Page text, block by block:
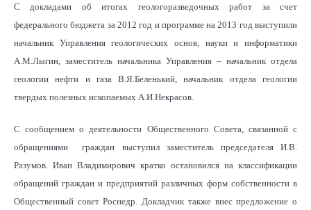
С докладами об итогах геологоразведочных работ за счет
федерального бюджета за 2012 год и программе на 2013 год выступили
начальник Управления геологических основ, науки и информатики
А.М.Лыгин, заместитель начальника Управления – начальник отдела
геологии нефти и газа В.Я.Беленький, начальник отдела геологии
твердых полезных ископаемых А.И.Некрасов.
С сообщением о деятельности Общественного Совета, связанной с
обращениями граждан выступил заместитель председателя И.В.
Разумов. Иван Владимирович кратко остановился на классификации
обращений граждан и предприятий различных форм собственности в
Общественный совет Роснедр. Докладчик также внес предложение о